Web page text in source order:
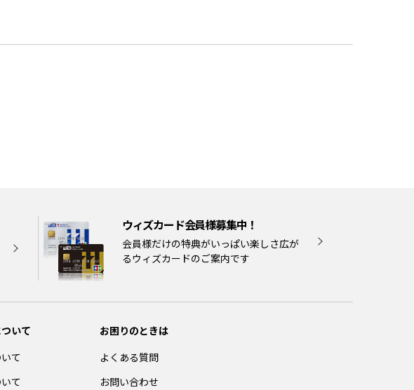
ウィズカード会員様募集中！
会員様だけの特典がいっぱい楽しさ広が
るウィズカードのご案内です
いて
て
て
お困りのときは
よくある質問
お問い合わせ